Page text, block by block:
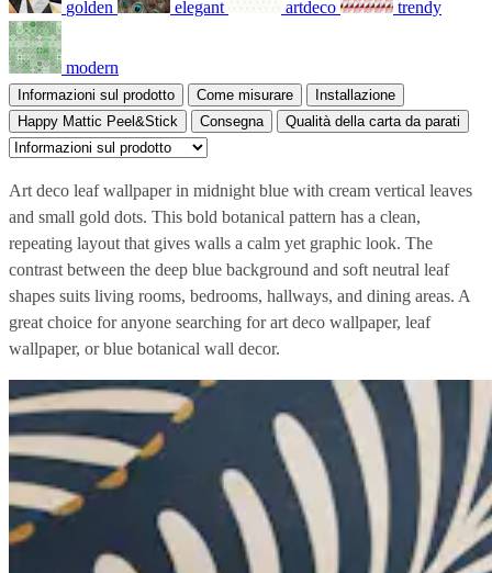
golden elegant artdeco trendy
modern
Informazioni sul prodotto Come misurare
Installazione
Happy Mattic Peel&Stick
Consegna Qualità della carta da parati
Art deco leaf wallpaper in midnight blue with cream vertical leaves
and small gold dots. This bold botanical pattern has a clean,
repeating layout that gives walls a calm yet graphic look. The
contrast between the deep blue background and soft neutral leaf
shapes suits living rooms, bedrooms, hallways, and dining areas. A
great choice for anyone searching for art deco wallpaper, leaf
wallpaper, or blue botanical wall decor.